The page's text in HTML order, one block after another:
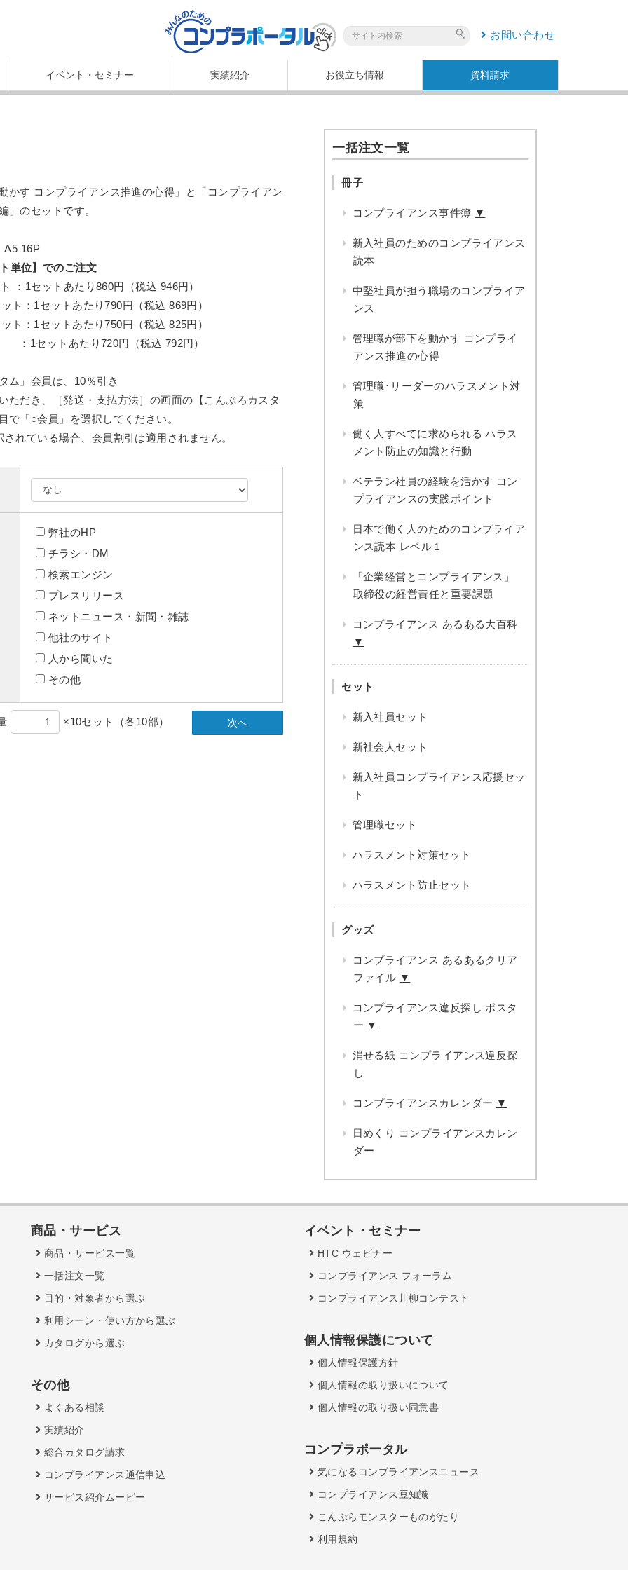
お問い合わせ
イベント・セミナー 実績紹介 お役立ち情報 資料請求
かす コンプライアンス推進の心得」と「コンプライアン
のセットです。
A5 16P
ト単位】でのご注文
：1セットあたり860円（税込 946円）
ト：1セットあたり790円（税込 869円）
ト：1セットあたり750円（税込 825円）
1セットあたり720円（税込 792円）
ム」会員は、10％引き
ただき、［発送・支払方法］の画面の【こんぷろカスタ
で「○会員」を選択してください。
されている場合、会員割引は適用されません。
弊社のHP
チラシ・DM
検索エンジン
プレスリリース
ネットニュース・新聞・雑誌
他社のサイト
人から聞いた
その他
×10セット（各10部）
一括注文一覧
冊子
コンプライアンス事件簿 ▼
新入社員のためのコンプライアンス
読本
中堅社員が担う職場のコンプライア
ンス
管理職が部下を動かす コンプライ
アンス推進の心得
管理職･リーダーのハラスメント対
策
働く人すべてに求められる ハラス
メント防止の知識と行動
ベテラン社員の経験を活かす コン
プライアンスの実践ポイント
日本で働く人のためのコンプライア
ンス読本 レベル１
「企業経営とコンプライアンス」
取締役の経営責任と重要課題
コンプライアンス あるある大百科
▼
セット
新入社員セット
新社会人セット
新入社員コンプライアンス応援セッ
ト
管理職セット
ハラスメント対策セット
ハラスメント防止セット
グッズ
コンプライアンス あるあるクリア
ファイル ▼
コンプライアンス違反探し ポスタ
ー ▼
消せる紙 コンプライアンス違反探
し
コンプライアンスカレンダー ▼
日めくり コンプライアンスカレン
ダー
商品・サービス
商品・サービス一覧
一括注文一覧
目的・対象者から選ぶ
利用シーン・使い方から選ぶ
カタログから選ぶ
その他
よくある相談
実績紹介
総合カタログ請求
コンプライアンス通信申込
サービス紹介ムービー
イベント・セミナー
HTC ウェビナー
コンプライアンス フォーラム
コンプライアンス川柳コンテスト
個人情報保護について
個人情報保護方針
個人情報の取り扱いについて
個人情報の取り扱い同意書
コンプラポータル
気になるコンプライアンスニュース
コンプライアンス豆知識
こんぷらモンスターものがたり
利用規約